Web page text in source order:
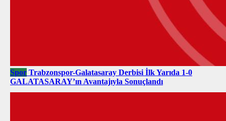
Spor Trabzonspor-Galatasaray Derbisi İlk Yarıda 1-0
GALATASARAY’ın Avantajıyla Sonuçlandı